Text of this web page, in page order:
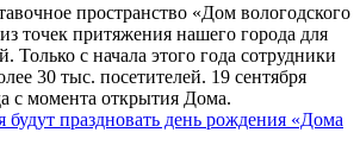
пространство «Дом вологодского
точек притяжения нашего города для
Только с начала этого года сотрудники
30 тыс. посетителей. 19 сентября
с момента открытия Дома.